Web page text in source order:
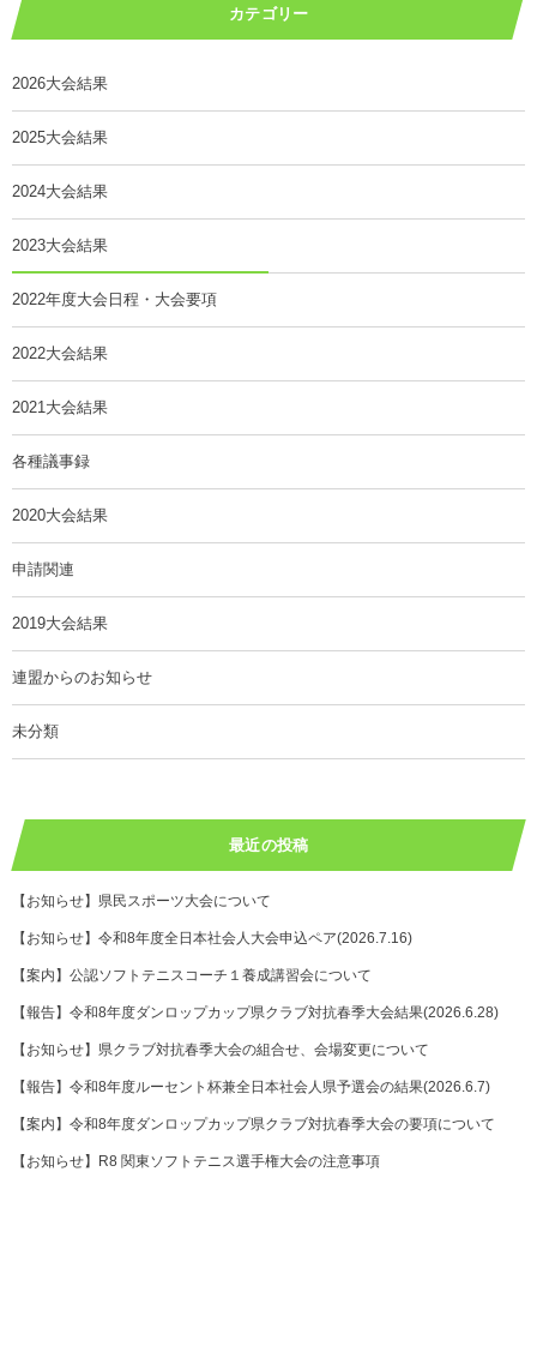
カテゴリー
2026大会結果
2025大会結果
2024大会結果
2023大会結果
2022年度大会日程・大会要項
2022大会結果
2021大会結果
各種議事録
2020大会結果
申請関連
2019大会結果
連盟からのお知らせ
未分類
最近の投稿
【お知らせ】県民スポーツ大会について
【お知らせ】令和8年度全日本社会人大会申込ペア(2026.7.16)
【案内】公認ソフトテニスコーチ１養成講習会について
【報告】令和8年度ダンロップカップ県クラブ対抗春季大会結果(2026.6.28)
【お知らせ】県クラブ対抗春季大会の組合せ、会場変更について
【報告】令和8年度ルーセント杯兼全日本社会人県予選会の結果(2026.6.7)
【案内】令和8年度ダンロップカップ県クラブ対抗春季大会の要項について
【お知らせ】R8 関東ソフトテニス選手権大会の注意事項